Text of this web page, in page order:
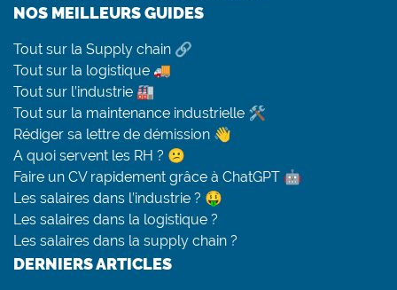
NOS MEILLEURS GUIDES
Tout sur la Supply chain 🔗
Tout sur la logistique 🚚
Tout sur l’industrie 🏭
Tout sur la maintenance industrielle 🛠
Rédiger sa lettre de démission 👋
A quoi servent les RH ? 😕
Faire un CV rapidement grâce à ChatGPT 🤖
Les salaires dans l’industrie ? 🤑
Les salaires dans la logistique ?
Les salaires dans la supply chain ?
DERNIERS ARTICLES